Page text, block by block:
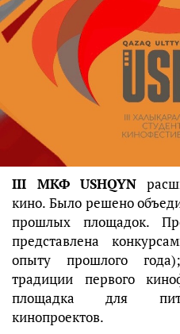
III МКФ USHQYN
кино. Было решено
прошлых площадок.
представлена
опыту прошлого
традиции первого
площадка для
кинопроектов.